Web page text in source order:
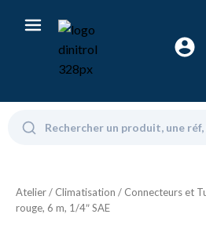
Atelier/ Climatisation / Connecteurs et
rouge, 6 m, 1/4″ SAE